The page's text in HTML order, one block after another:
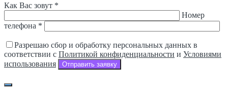
Как Вас зовут *
Номер
телефона *
Разрешаю сбор и обработку персональных данных в
соответствии с Политикой конфиденциальности и Условиями
использования
Отправить заявку